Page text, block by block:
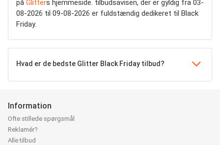
på Glitters hjemmeside. tilbudsavisen, der er gyldig fra 03-
08-2026 til 09-08-2026 er fuldstændig dedikeret til Black
Friday.
Hvad er de bedste Glitter Black Friday tilbud?
Information
Ofte stillede spørgsmål
Reklamér?
Alle tilbud